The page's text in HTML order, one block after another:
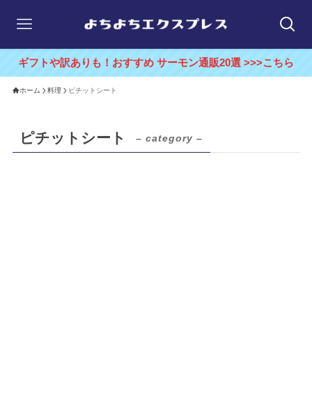
ギフトや訳ありも！おすすめ サーモン通販20選 >>>こちら
ホーム 料理 ピチットシート
ピチットシート – category –